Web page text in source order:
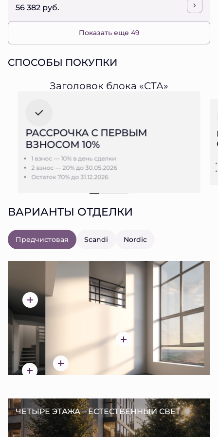
56 382 руб.
Показать еще 49
СПОСОБЫ ПОКУПКИ
Заголовок блока «СТА»
РАССРОЧКА С ПЕРВЫМ
ВЗНОСОМ 10%
1 взнос — 10% в день сделки
2 взнос — 20% до 30.05.2026
Остаток 70% до 31.12.2026
ВАРИАНТЫ ОТДЕЛКИ
Предчистовая Scandi Nordic
ЧЕТЫРЕ ЭТАЖА – ЕСТЕСТВЕННЫЙ СВЕТ